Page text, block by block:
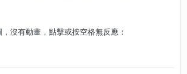
沒有動畫，點擊或按空格無反應：